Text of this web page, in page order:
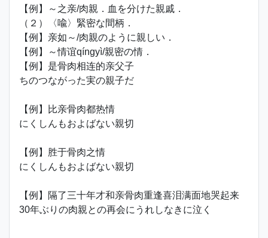
【例】～之亲/肉親．血を分けた親戚．
（２）〈喩〉緊密な間柄．
【例】亲如～/肉親のように親しい．
【例】～情谊qíngyì/親密の情．
【例】是骨肉相连的亲父子
ちのつながった実の親子だ
【例】比亲骨肉都热情
にくしんもおよばない親切
【例】胜于骨肉之情
にくしんもおよばない親切
【例】隔了三十年才和亲骨肉重逢喜泪满面地哭起来
30年ぶりの肉親との再会にうれしなきに泣く